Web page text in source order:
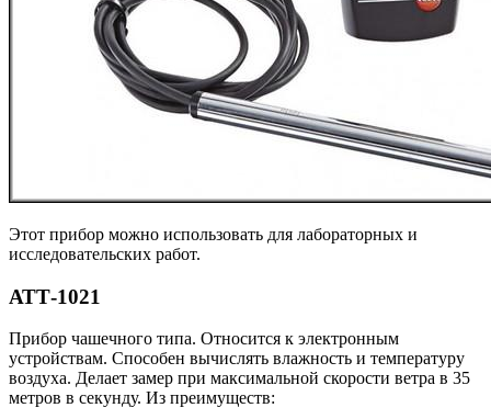
Этот прибор можно использовать для лабораторных и
исследовательских работ.
АТТ-1021
Прибор чашечного типа. Относится к электронным
устройствам. Способен вычислять влажность и температуру
воздуха. Делает замер при максимальной скорости ветра в 35
метров в секунду. Из преимуществ: